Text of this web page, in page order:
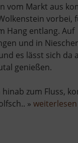
vom Markt aus
vorbei,
Hang entlang. Auf
und in
es lässt sich da
genießen.
zum Fluss,
» weiterlesen